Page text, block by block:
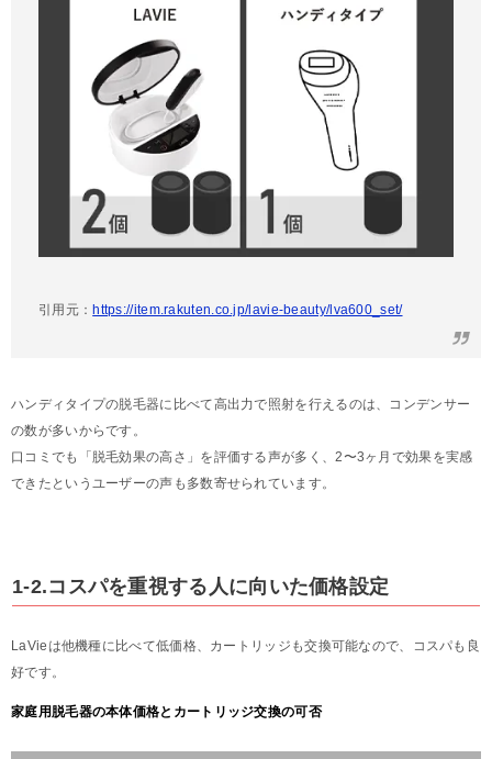
引用元：https://item.rakuten.co.jp/lavie-beauty/lva600_set/
ハンディタイプの脱毛器に比べて高出力で照射を行えるのは、コンデンサー
の数が多いからです。
口コミでも「脱毛効果の高さ」を評価する声が多く、2〜3ヶ月で効果を実感
できたというユーザーの声も多数寄せられています。
1-2.コスパを重視する人に向いた価格設定
LaVieは他機種に比べて低価格、カートリッジも交換可能なので、コスパも良
好です。
家庭用脱毛器の本体価格とカートリッジ交換の可否